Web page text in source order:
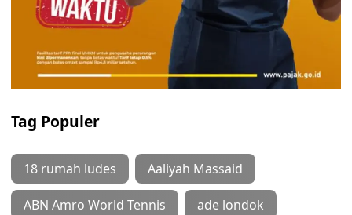
Tag Populer
18 rumah ludes Aaliyah Massaid
ABN Amro World Tennis ade londok